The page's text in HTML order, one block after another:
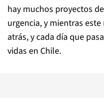
hay muchos proyectos
urgencia, y mientras
atrás, y cada día que
vidas en Chile.